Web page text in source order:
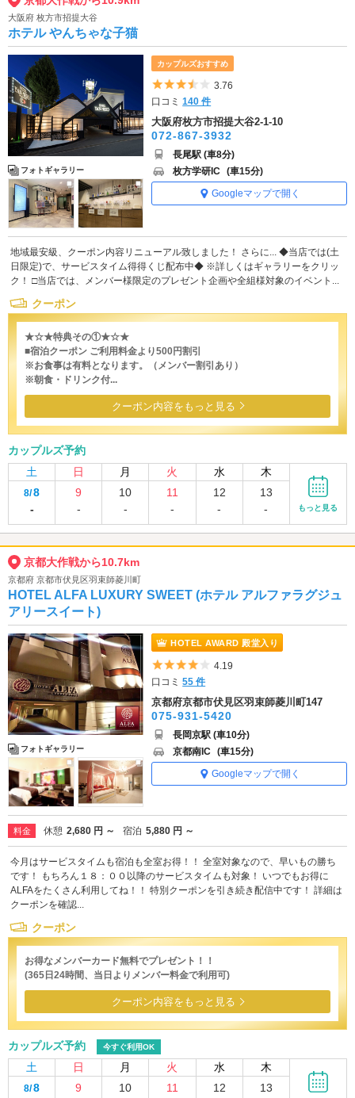
大阪府 枚方市招提大谷
ホテル やんちゃな子猫
フォトギャラリー
カップルズおすすめ
5つ星のうち3.5
3.76
口コミ140 件
大阪府枚方市招提大谷2-1-10
072-867-3932
長尾駅 (車8分)
枚方学研IC (車15分)
Googleマップで開く
地域最安級、クーポン内容リニューアル致しました！ さらに... ◆当店では(土
日限定)で、サービスタイム得得くじ配布中◆ ※詳しくはギャラリーをクリッ
ク！ □当店では、メンバー様限定のプレゼント企画や全組様対象のイベント...
クーポン
★☆★特典その①★☆★
■宿泊クーポン ご利用料金より500円割引
※お食事は有料となります。（メンバー割引あり）
※朝食・ドリンク付...
クーポン内容をもっと見る
カップルズ予約
土
日 月 火 水 木
8/8
-
9
-
10
-
11
-
12
-
13
-
もっと見る
京都大作戦から10.7km
京都府 京都市伏見区羽束師菱川町
HOTEL ALFA LUXURY SWEET (ホテル アルファラグジュ
アリースイート)
フォトギャラリー
HOTEL AWARD 殿堂入り
5つ星のうち4
4.19
口コミ55 件
京都府京都市伏見区羽束師菱川町147
075-931-5420
長岡京駅 (車10分)
京都南IC (車15分)
Googleマップで開く
料金 休憩 2,680 円 ～ 宿泊 5,880 円 ～
今月はサービスタイムも宿泊も全室お得！！ 全室対象なので、早いもの勝ち
です！ もちろん１８：００以降のサービスタイムも対象！ いつでもお得に
ALFAをたくさん利用してね！！ 特別クーポンを引き続き配信中です！ 詳細は
クーポンを確認...
クーポン
お得なメンバーカード無料でプレゼント！！
(365日24時間、当日よりメンバー料金で利用可)
クーポン内容をもっと見る
カップルズ予約 今すぐ利用OK
土 日 月 火 水 木
8/8 9 10 11 12 13